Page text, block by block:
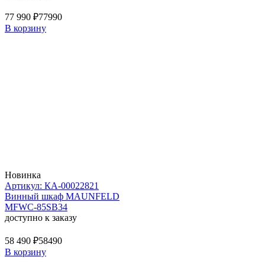
77 990 ₽77990
В корзину
Новинка
Артикул: КА-00022821
Винный шкаф MAUNFELD
MFWC-85SB34
доступно к заказу
58 490 ₽58490
В корзину